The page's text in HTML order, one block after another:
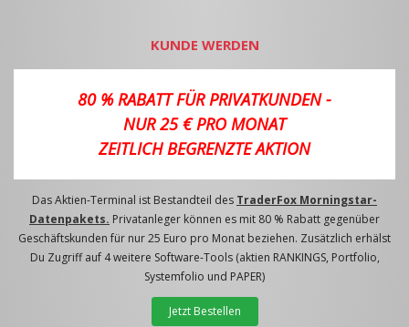
KUNDE WERDEN
80 % RABATT FÜR PRIVATKUNDEN -
NUR 25 € PRO MONAT
ZEITLICH BEGRENZTE AKTION
Das Aktien-Terminal ist Bestandteil des TraderFox Morningstar-
Datenpakets. Privatanleger können es mit 80 % Rabatt gegenüber
Geschäftskunden für nur 25 Euro pro Monat beziehen. Zusätzlich erhälst
Du Zugriff auf 4 weitere Software-Tools (aktien RANKINGS, Portfolio,
Systemfolio und PAPER)
Jetzt Bestellen